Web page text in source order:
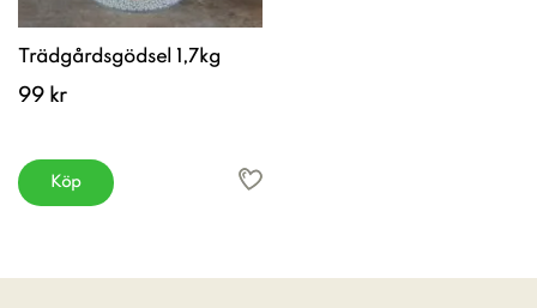
Trädgårdsgödsel 1,7kg
99 kr
Köp